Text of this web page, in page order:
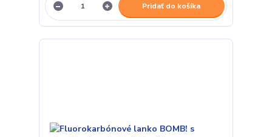
Pridať do košíka